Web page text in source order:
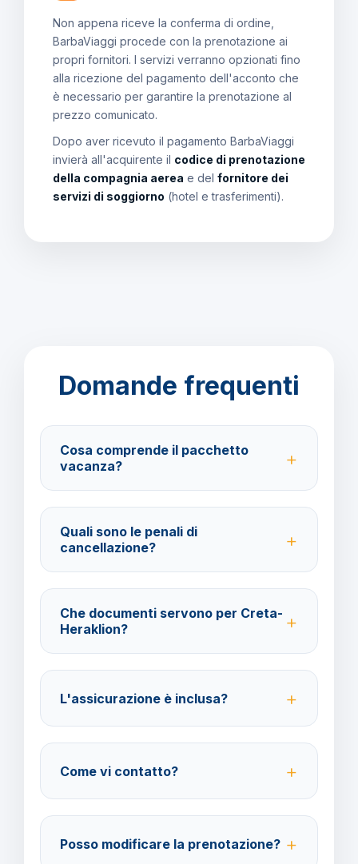
Non appena riceve la conferma di ordine,
BarbaViaggi procede con la prenotazione ai
propri fornitori. I servizi verranno opzionati fino
alla ricezione del pagamento dell'acconto che
è necessario per garantire la prenotazione al
prezzo comunicato.
Dopo aver ricevuto il pagamento BarbaViaggi
invierà all'acquirente il codice di prenotazione
della compagnia aerea e del fornitore dei
servizi di soggiorno (hotel e trasferimenti).
Domande frequenti
Cosa comprende il pacchetto
vacanza?
trasferimenti, soggiorno con trattamento All Inclusive
e assistenza BarbaViaggi.
Quali sono le penali di
cancellazione?
29 giorni in poi. Con assicurazione facoltativa è
possibile ottenere il rimborso del 100%.
Che documenti servono per Creta-
Heraklion?
per la destinazione scelta.
L'assicurazione è inclusa?
consigliate per coprire spese mediche e
cancellazione viaggio.
Come vi contatto?
amministrazione@barbaviaggi.it, o tramite il sito
barbaviaggi.it.
Posso modificare la prenotazione?